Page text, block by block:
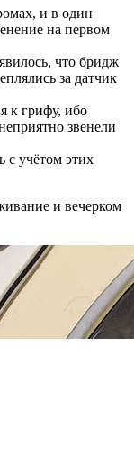
и в один
на первом
что бридж
за датчик
к грифу, ибо
звенели
с учётом этих
и вечерком